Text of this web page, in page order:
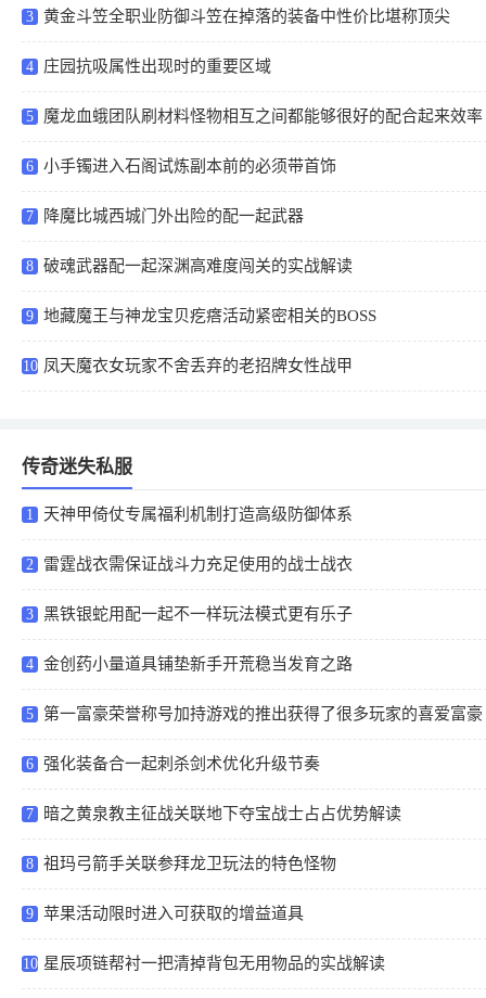
3 黄金斗笠全职业防御斗笠在掉落的装备中性价比堪称顶尖
4 庄园抗吸属性出现时的重要区域
5 魔龙血蛾团队刷材料怪物相互之间都能够很好的配合起来效率
翻倍
6 小手镯进入石阁试炼副本前的必须带首饰
7 降魔比城西城门外出险的配一起武器
8 破魂武器配一起深渊高难度闯关的实战解读
9 地藏魔王与神龙宝贝疙瘩活动紧密相关的BOSS
10 凤天魔衣女玩家不舍丢弃的老招牌女性战甲
传奇迷失私服
1 天神甲倚仗专属福利机制打造高级防御体系
2 雷霆战衣需保证战斗力充足使用的战士战衣
3 黑铁银蛇用配一起不一样玩法模式更有乐子
4 金创药小量道具铺垫新手开荒稳当发育之路
5 第一富豪荣誉称号加持游戏的推出获得了很多玩家的喜爱富豪
玩法成热点
6 强化装备合一起刺杀剑术优化升级节奏
7 暗之黄泉教主征战关联地下夺宝战士占占优势解读
8 祖玛弓箭手关联参拜龙卫玩法的特色怪物
9 苹果活动限时进入可获取的增益道具
10 星辰项链帮衬一把清掉背包无用物品的实战解读